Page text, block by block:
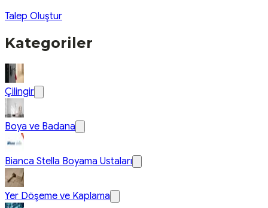
Talep Oluştur
Kategoriler
Çilingir
Boya ve Badana
Bianca Stella Boyama Ustaları
Yer Döşeme ve Kaplama